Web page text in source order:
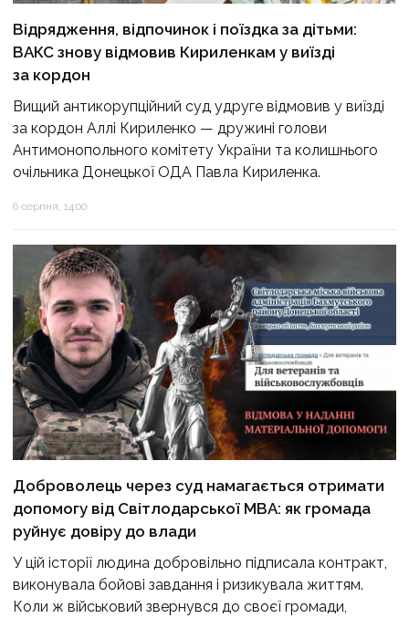
Відрядження, відпочинок і поїздка за дітьми:
ВАКС знову відмовив Кириленкам у виїзді
за кордон
Вищий антикорупційний суд удруге відмовив у виїзді
за кордон Аллі Кириленко — дружині голови
Антимонопольного комітету України та колишнього
очільника Донецької ОДА Павла Кириленка.
6 серпня, 14:00
Доброволець через суд намагається отримати
допомогу від Світлодарської МВА: як громада
руйнує довіру до влади
У цій історії людина добровільно підписала контракт,
виконувала бойові завдання і ризикувала життям.
Коли ж військовий звернувся до своєї громади,